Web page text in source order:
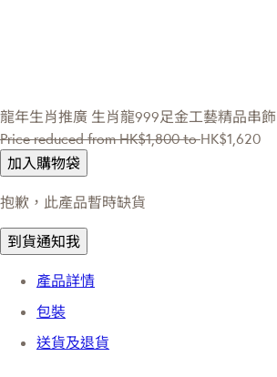
龍年生肖推廣 生肖龍999足金工藝精品串飾
Price reduced fromHK$1,800 toHK$1,620
加入購物袋
抱歉，此產品暫時缺貨
到貨通知我
產品詳情
包裝
送貨及退貨